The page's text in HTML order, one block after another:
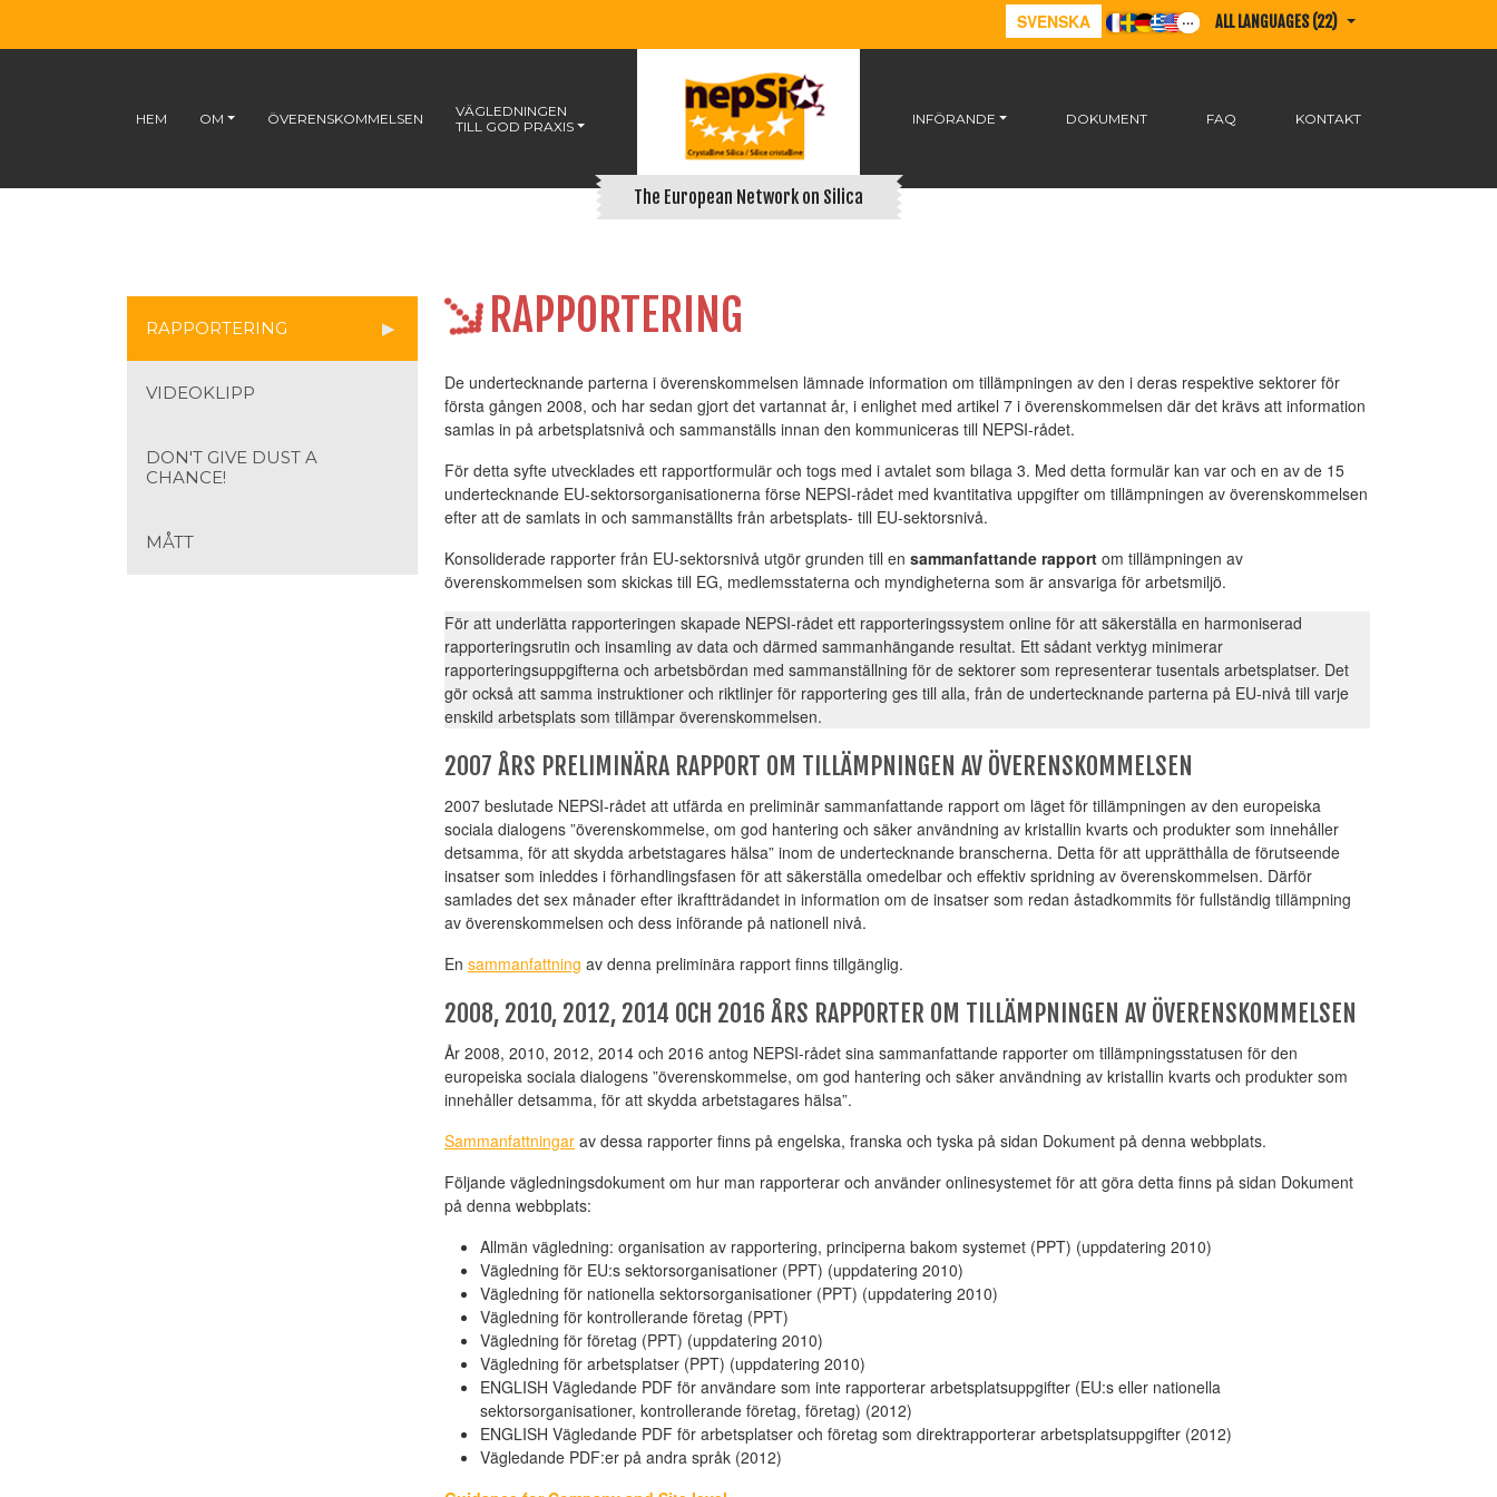
SVENSKA ALL LANGUAGES (22)
HEM OM ÖVERENSKOMMELSEN
VÄGLEDNINGEN
TILL GOD PRAXIS
The European Network on Silica
INFÖRANDE DOKUMENT FAQ KONTAKT
RAPPORTERING
VIDEOKLIPP
DON'T GIVE DUST A
CHANCE!
MÅTT
RAPPORTERING
De undertecknande parterna i överenskommelsen lämnade information om tillämpningen av den i deras respektive sektorer för
första gången 2008, och har sedan gjort det vartannat år, i enlighet med artikel 7 i överenskommelsen där det krävs att information
samlas in på arbetsplatsnivå och sammanställs innan den kommuniceras till NEPSI-rådet.
För detta syfte utvecklades ett rapportformulär och togs med i avtalet som bilaga 3. Med detta formulär kan var och en av de 15
undertecknande EU-sektorsorganisationerna förse NEPSI-rådet med kvantitativa uppgifter om tillämpningen av överenskommelsen
efter att de samlats in och sammanställts från arbetsplats- till EU-sektorsnivå.
Konsoliderade rapporter från EU-sektorsnivå utgör grunden till en sammanfattande rapport om tillämpningen av
överenskommelsen som skickas till EG, medlemsstaterna och myndigheterna som är ansvariga för arbetsmiljö.
För att underlätta rapporteringen skapade NEPSI-rådet ett rapporteringssystem online för att säkerställa en harmoniserad
rapporteringsrutin och insamling av data och därmed sammanhängande resultat. Ett sådant verktyg minimerar
rapporteringsuppgifterna och arbetsbördan med sammanställning för de sektorer som representerar tusentals arbetsplatser. Det
gör också att samma instruktioner och riktlinjer för rapportering ges till alla, från de undertecknande parterna på EU-nivå till varje
enskild arbetsplats som tillämpar överenskommelsen.
2007 ÅRS PRELIMINÄRA RAPPORT OM TILLÄMPNINGEN AV ÖVERENSKOMMELSEN
2007 beslutade NEPSI-rådet att utfärda en preliminär sammanfattande rapport om läget för tillämpningen av den europeiska
sociala dialogens ”överenskommelse, om god hantering och säker användning av kristallin kvarts och produkter som innehåller
detsamma, för att skydda arbetstagares hälsa” inom de undertecknande branscherna. Detta för att upprätthålla de förutseende
insatser som inleddes i förhandlingsfasen för att säkerställa omedelbar och effektiv spridning av överenskommelsen. Därför
samlades det sex månader efter ikraftträdandet in information om de insatser som redan åstadkommits för fullständig tillämpning
av överenskommelsen och dess införande på nationell nivå.
En sammanfattning av denna preliminära rapport finns tillgänglig.
2008, 2010, 2012, 2014 OCH 2016 ÅRS RAPPORTER OM TILLÄMPNINGEN AV ÖVERENSKOMMELSEN
År 2008, 2010, 2012, 2014 och 2016 antog NEPSI-rådet sina sammanfattande rapporter om tillämpningsstatusen för den
europeiska sociala dialogens ”överenskommelse, om god hantering och säker användning av kristallin kvarts och produkter som
innehåller detsamma, för att skydda arbetstagares hälsa”.
Sammanfattningar av dessa rapporter finns på engelska, franska och tyska på sidan Dokument på denna webbplats.
Följande vägledningsdokument om hur man rapporterar och använder onlinesystemet för att göra detta finns på sidan Dokument
på denna webbplats:
Allmän vägledning: organisation av rapportering, principerna bakom systemet (PPT) (uppdatering 2010)
Vägledning för EU:s sektorsorganisationer (PPT) (uppdatering 2010)
Vägledning för nationella sektorsorganisationer (PPT) (uppdatering 2010)
Vägledning för kontrollerande företag (PPT)
Vägledning för företag (PPT) (uppdatering 2010)
Vägledning för arbetsplatser (PPT) (uppdatering 2010)
ENGLISH Vägledande PDF för användare som inte rapporterar arbetsplatsuppgifter (EU:s eller nationella
sektorsorganisationer, kontrollerande företag, företag) (2012)
ENGLISH Vägledande PDF för arbetsplatser och företag som direktrapporterar arbetsplatsuppgifter (2012)
Vägledande PDF:er på andra språk (2012)